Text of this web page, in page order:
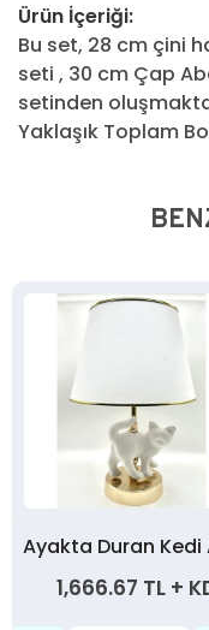
Ürün İçeriği:
Bu set, 28 cm çini
seti , 30 cm Çap
setinden
Yaklaşık Toplam
1,666.67 TL +